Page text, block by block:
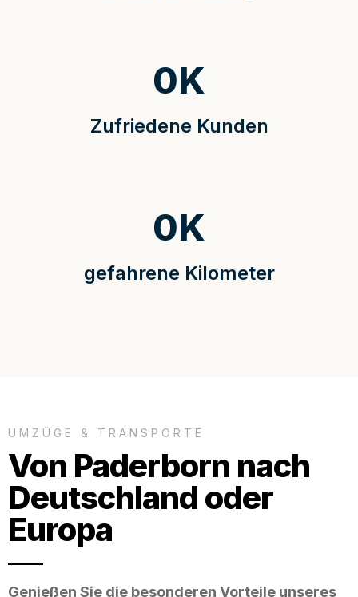
Zufriedene Kunden
0K
gefahrene Kilometer
0K
UMZÜGE & TRANSPORTE
Von Paderborn nach
Deutschland oder
Europa
Genießen Sie die besonderen Vorteile unseres